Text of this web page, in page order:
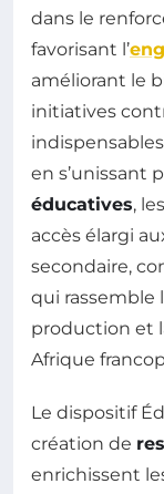
dans le
favorisant l’
améliorant le
initiatives
en s’unissant
éducatives,
accès élargi
secondaire,
qui rassemble
production et
Afrique
Le dispositif
création de
enrichissent